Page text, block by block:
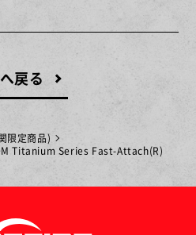
戻る
限定商品)
Titanium Series Fast-Attach(R)